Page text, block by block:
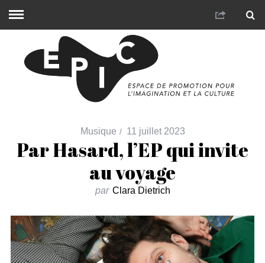
Musique 11 juillet 2023
Par Hasard, l’EP qui invite
au voyage
par Clara Dietrich